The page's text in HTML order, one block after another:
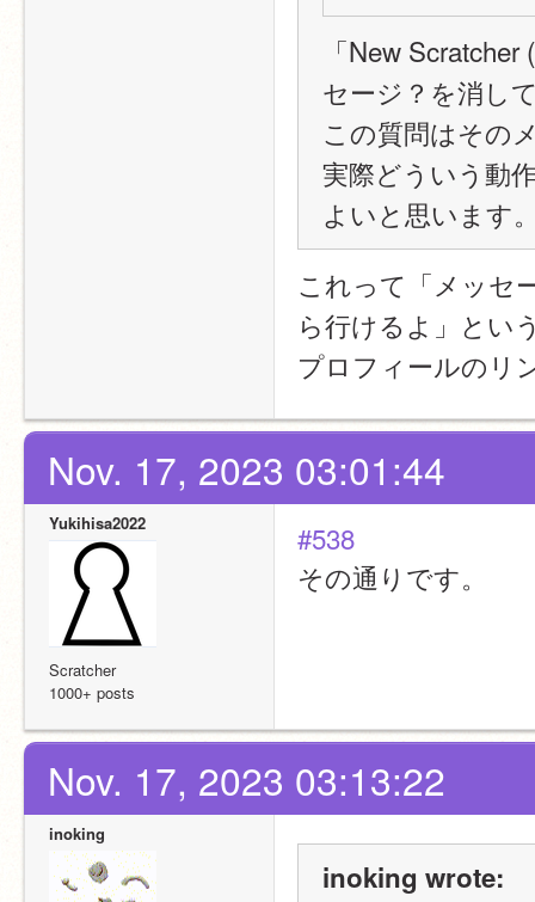
「New
セージ？を消し
この質問はその
実際どういう動
よいと思います
これって「メッセ
ら行けるよ」とい
プロフィールのリ
Nov. 17, 2023 03:01:44
Yukihisa2022
Scratcher
1000+ posts
#538
その通りです。
Nov. 17, 2023 03:13:22
inoking
inoking wrote: